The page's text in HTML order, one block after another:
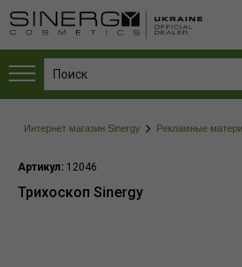
Интернет магазин Sinergy Рекламные
Артикул: 12046
Трихоскоп Sinergy